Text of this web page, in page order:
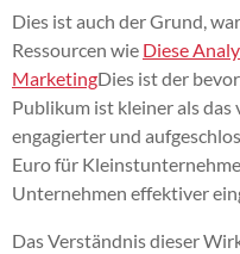
Dies ist auch der Grund,
Ressourcen wie Diese
MarketingDies ist der
Publikum ist kleiner als
engagierter und
Euro für
Unternehmen effektiver
Das Verständnis dieser